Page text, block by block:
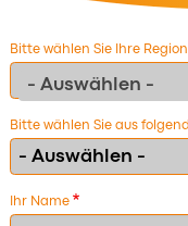
Bitte wählen Sie Ihre Region
- Auswählen -
Bitte wählen Sie aus
Ihr Name